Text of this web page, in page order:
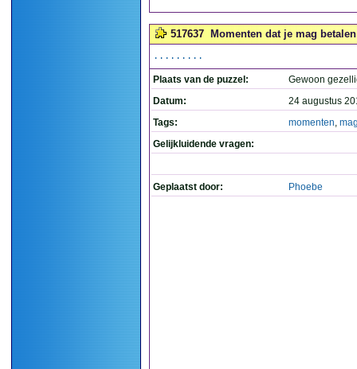
517637 Momenten dat je mag
.........
Plaats van de puzzel:
Gewoon
Datum:
24 augustus
Tags:
momenten,
Gelijkluidende vragen:
Geplaatst door: Phoebe